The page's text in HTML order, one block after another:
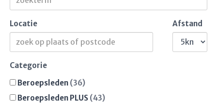
Locatie Afstand
Categorie
Beroepsleden (36)
Beroepsleden PLUS (43)